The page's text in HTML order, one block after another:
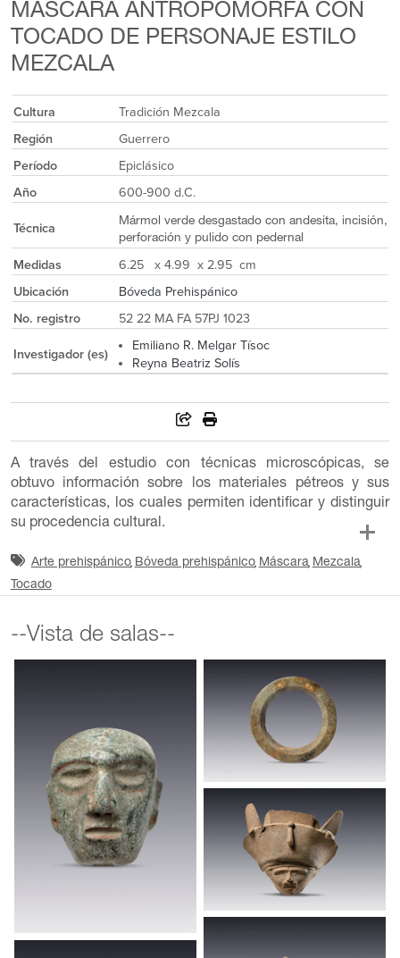
MÁSCARA ANTROPOMORFA CON
TOCADO DE PERSONAJE ESTILO
MEZCALA
Cultura
Tradición Mezcala
Región
Guerrero
Período
Epiclásico
Año
600-900 d.C.
Técnica
Mármol verde desgastado con andesita, incisión,
perforación y pulido con pedernal
Medidas
6.25 x 4.99 x 2.95 cm
Ubicación
Bóveda Prehispánico
No. registro
52 22 MA FA 57PJ 1023
Investigador (es)
Emiliano R. Melgar Tísoc
Reyna Beatriz Solís
A través del estudio con técnicas microscópicas, se
obtuvo información sobre los materiales pétreos y sus
características, los cuales permiten identificar y distinguir
su procedencia cultural.
Arte prehispánico Bóveda prehispánico Máscara Mezcala
Tocado
--Vista de salas--